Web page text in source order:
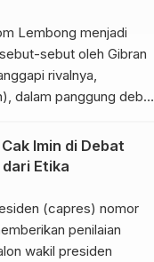
Lembong menjadi
sebut oleh Gibran
rivalnya,
dalam panggung debat
Widodo (Jokowi), dan
“Mungkin itu kan
Lembong,” […]
Imin di Debat
Etika
(capres) nomor
penilaian
wakil presiden